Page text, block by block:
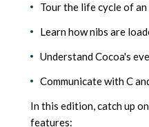
Tour the life cycle of
Learn how nibs are
Understand Cocoa's
Communicate with C
In this edition, catch up
features: